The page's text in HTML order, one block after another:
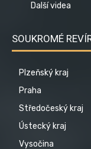
Další videa
SOUKROMÉ
Plzeňský kraj
Praha
Středočeský kraj
Ústecký kraj
Vysočina